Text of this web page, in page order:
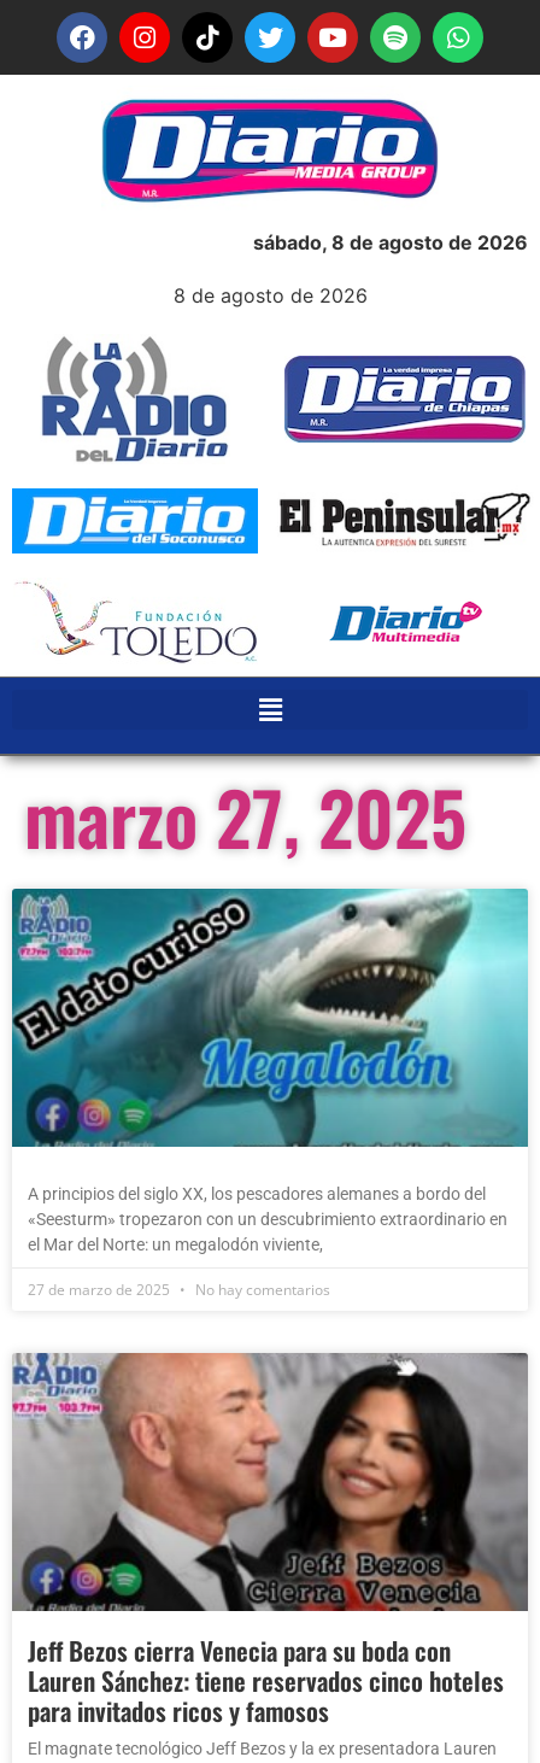
sábado, 8 de agosto de 2026
8 de agosto de 2026
marzo 27, 2025
A principios del siglo XX, los pescadores alemanes a bordo del
«Seesturm» tropezaron con un descubrimiento extraordinario en
el Mar del Norte: un megalodón viviente,
27 de marzo de 2025 No hay comentarios
Jeff Bezos cierra Venecia para su boda con
Lauren Sánchez: tiene reservados cinco hoteles
para invitados ricos y famosos
El magnate tecnológico Jeff Bezos y la ex presentadora Lauren